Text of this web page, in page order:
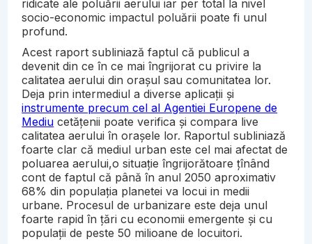
ridicate ale poluării aerului iar per total la nivel
socio-economic impactul poluării poate fi unul
profund.
Acest raport subliniază faptul că publicul a
devenit din ce în ce mai îngrijorat cu privire la
calitatea aerului din orașul sau comunitatea lor.
Deja prin intermediul a diverse aplicații și
instrumente precum cel al Agentiei Europene de
Mediu cetățenii poate verifica și compara live
calitatea aerului în orașele lor. Raportul subliniază
foarte clar că mediul urban este cel mai afectat de
poluarea aerului,o situație îngrijorătoare țînând
cont de faptul că până în anul 2050 aproximativ
68% din populația planetei va locui in medii
urbane. Procesul de urbanizare este deja unul
foarte rapid în țări cu economii emergente și cu
populații de peste 50 milioane de locuitori.